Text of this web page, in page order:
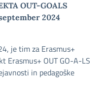
OUT-GOALS
2024
je tim za Erasmus+
Erasmus+ OUT GO-A-LS
in pedagoške